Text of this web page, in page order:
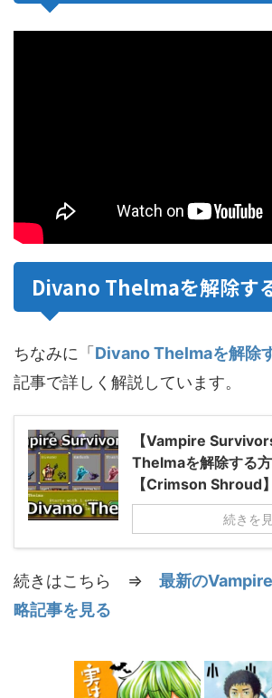
Divano Thelmaを解除す
ちなみに「Divano Thelmaを解除
記事で詳しく解説しています。
【Vampire
Thelmaを解除する
【Crimson Shroud】
続きを
続きはこちら ⇒ 最新の
略記事を見る